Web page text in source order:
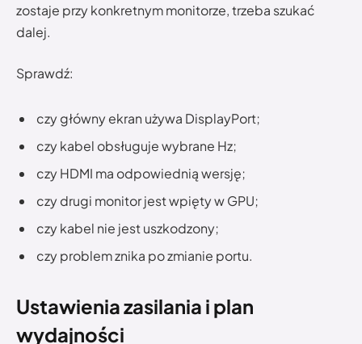
zostaje przy konkretnym monitorze, trzeba szukać
dalej.
Sprawdź:
czy główny ekran używa DisplayPort;
czy kabel obsługuje wybrane Hz;
czy HDMI ma odpowiednią wersję;
czy drugi monitor jest wpięty w GPU;
czy kabel nie jest uszkodzony;
czy problem znika po zmianie portu.
Ustawienia zasilania i plan
wydajności